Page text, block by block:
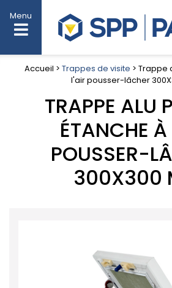
Menu
Accueil > Trappes de visite > Trappe
l'air pousser-lâcher
TRAPPE ALU
ÉTANCHE À
POUSSER-
300X300